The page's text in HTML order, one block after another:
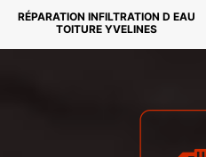
RÉPARATION INFILTRATION D EAU
TOITURE YVELINES